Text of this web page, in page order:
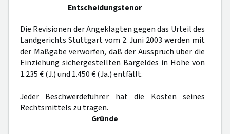
Entscheidungstenor
Die Revisionen der Angeklagten gegen das Urteil des
Landgerichts Stuttgart vom 2. Juni 2003 werden mit
der Maßgabe verworfen, daß der Ausspruch über die
Einziehung sichergestellten Bargeldes in Höhe von
1.235 € (J.) und 1.450 € (Ja.) entfällt.
Jeder Beschwerdeführer hat die Kosten seines
Rechtsmittels zu tragen.
Gründe